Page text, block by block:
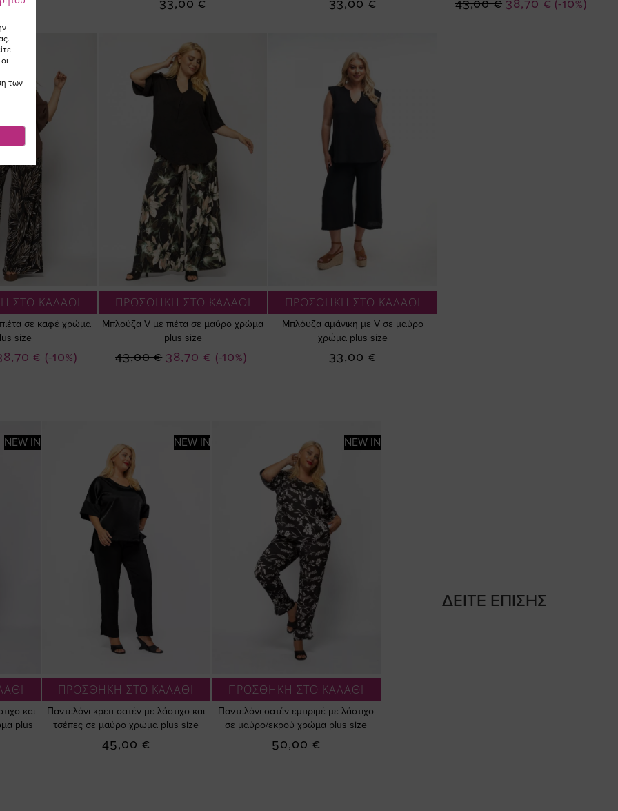
€ 33,00 € 33,00 € (-10%)
38,70 €
43,00 €
ΣΤΟ ΚΑΛΑΘΙ
σε καφέ χρώμα
size
(-10%)
€
ΠΡΟΣΘΗΚΗ ΣΤΟ ΚΑΛΑΘΙ
Μπλούζα V με πιέτα σε μαύρο χρώμα
plus size
(-10%)
Ειδική
38,70 €
43,00 €
ΠΡΟΣΘΗΚΗ ΣΤΟ ΚΑΛΑΘΙ
Μπλόυζα αμάνικη με V σε μαύρο
χρώμα plus size
33,00 €
NEW IN
και
plus
NEW IN
ΠΡΟΣΘΗΚΗ ΣΤΟ ΚΑΛΑΘΙ
Παντελόνι κρεπ σατέν με λάστιχο και
τσέπες σε μαύρο χρώμα plus size
45,00 €
NEW IN
ΠΡΟΣΘΗΚΗ ΣΤΟ ΚΑΛΑΘΙ
Παντελόνι σατέν εμπριμέ με λάστιχο
σε μαύρο/εκρού χρώμα plus size
50,00 €
ΔΕΙΤΕ ΕΠΙΣΗΣ
των